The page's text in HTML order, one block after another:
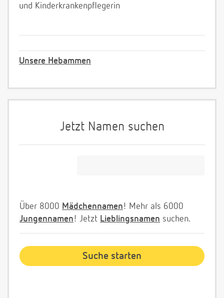
und Kinderkrankenpflegerin
Unsere Hebammen
Jetzt Namen suchen
Über 8000 Mädchennamen! Mehr als 6000
Jungennamen! Jetzt Lieblingsnamen suchen.